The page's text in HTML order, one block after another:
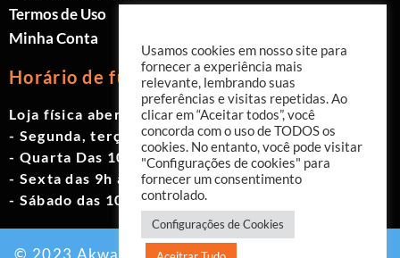
Termos de Uso
Minha Conta
Horário de funcionamento
Loja física aberta de Segunda à Sábado.
- Segunda, terça e quinta das 9h às 19h
- Quarta Das 10h às 18h
- Sexta das 9h às 18h
- Sábado das 10h às 17h
© 2023 Akwavita - Todos os direitos reservados.
Usamos cookies em nosso site para
fornecer a experiência mais
relevante, lembrando suas
preferências e visitas repetidas. Ao
clicar em “Aceitar todos”, você
concorda com o uso de TODOS os
cookies. No entanto, você pode visitar
"Configurações de cookies" para
fornecer um consentimento
controlado.
Configurações de Cookies